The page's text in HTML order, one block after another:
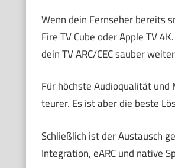
Wenn dein Fernseher bereits
Fire TV Cube oder Apple TV
dein TV ARC/CEC sauber
Für höchste Audioqualität
teurer. Es ist aber die beste
Schließlich ist der Austausch
Integration, eARC und native